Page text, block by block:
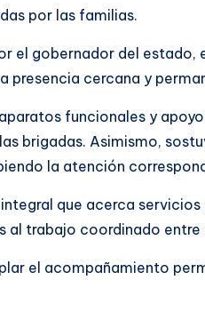
por las familias.
el gobernador del
cercana y
funcionales y
brigadas. Asimismo,
la atención
que acerca
trabajo coordinado
el acompañamiento